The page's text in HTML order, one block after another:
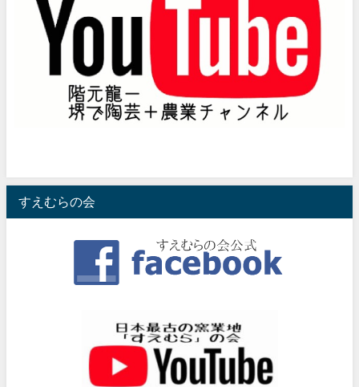
すえむらの会